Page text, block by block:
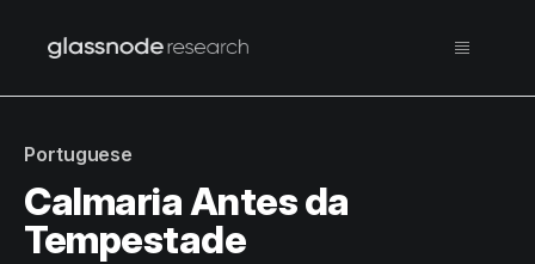
Portuguese
Calmaria Antes da
Tempestade